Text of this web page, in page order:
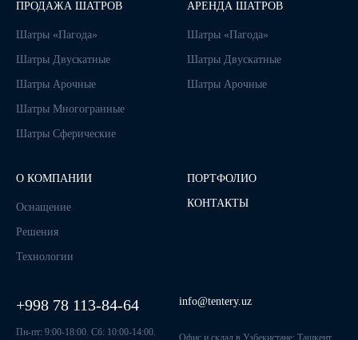
ПРОДАЖА ШАТРОВ
Шатры «Пагода»
Шатры Двускатные
Шатры Арочные
Шатры Многогранные
Шатры Сферические
АРЕНДА ШАТРОВ
Шатры «Пагода»
Шатры Двускатные
Шатры Арочные
О КОМПАНИИ
Оснащение
Решения
Технологии
ПОРТФОЛИО
КОНТАКТЫ
+998 78 113-84-64
Пн-пт: 9:00-18:00. Сб: 10:00-14:00.
info@tentery.uz